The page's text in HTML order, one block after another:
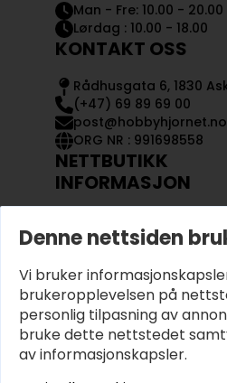
Man - Fre: 10.00 - 20.00
Lørdag : 10.00 - 18.00
KONTAKT OSS
Rådhusgata 6, 1830
(+47) 69 89 69 00
post@hobbyhjornet.no
ORG NR : 991698558
NETTBUTIKK
INFORMASJON
OM OSS
KJØPSVILKÅR OG
PERSONVERN
Denne nettsiden
Vi bruker
brukeropplevelsen på
personlig tilpasning av
bruke dette nettstedet
av informasjonskapsler.